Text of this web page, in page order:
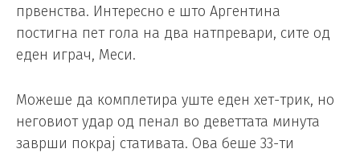
првенства. Интересно е што Аргентина
постигна пет гола на два натпревари, сите од
еден играч, Меси.
Можеше да комплетира уште еден хет-трик, но
неговиот удар од пенал во деветтата минута
заврши покрај стативата. Ова беше 33-ти